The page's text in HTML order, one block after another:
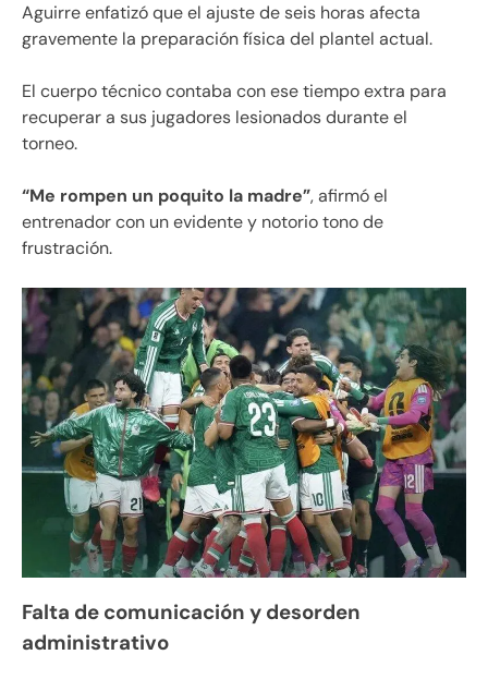
Aguirre enfatizó que el ajuste de seis horas afecta
gravemente la preparación física del plantel actual.
El cuerpo técnico contaba con ese tiempo extra para
recuperar a sus jugadores lesionados durante el
torneo.
“Me rompen un poquito la madre”, afirmó el
entrenador con un evidente y notorio tono de
frustración.
Falta de comunicación y desorden
administrativo